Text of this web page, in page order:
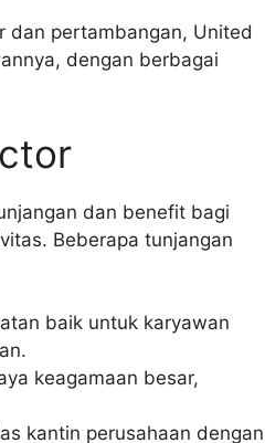
dan pertambangan, United
dengan berbagai
dan benefit bagi
Beberapa tunjangan
baik untuk karyawan
keagamaan besar,
kantin perusahaan dengan